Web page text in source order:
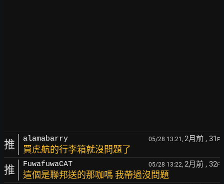
推 alamabarry 05/28 13:21, 2月前 , 31 F
買虎航的行李箱就沒問題了
推 FuwafuwaCAT 05/28 13:22, 2月前 , 32F
這個是聯邦送的那咖嗎 我帶過沒問題